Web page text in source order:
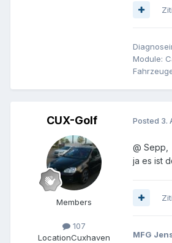
Module:
CUX-Golf
Members
107
LocationCuxhaven
Posted 3.
@ Sepp,
ja es ist
MFG